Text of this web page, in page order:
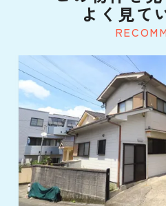
よく見て